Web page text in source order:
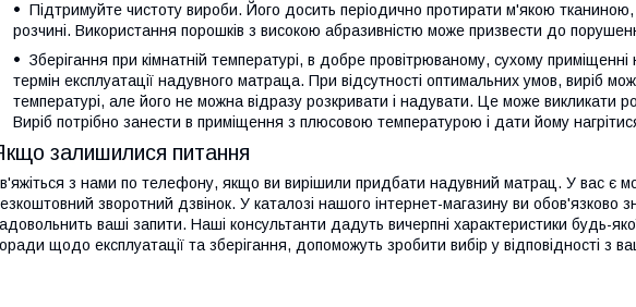
Підтримуйте чистоту вироби. Його досить періодично протирати м'якою
розчині. Використання порошків з високою абразивністю може призвести до
Зберігання при кімнатній температурі, в добре провітрюваному, сухому
термін експлуатації надувного матраца. При відсутності оптимальних умов, виріб
температурі, але його не можна відразу розкривати і надувати. Це може викликати
Виріб потрібно занести в приміщення з плюсовою температурою і дати йому
залишилися питання
з нами по телефону, якщо ви вирішили придбати надувний матрац. У вас є
зворотний дзвінок. У каталозі нашого інтернет-магазину ви обов'язково
ваші запити. Наші консультанти дадуть вичерпні характеристики будь-
щодо експлуатації та зберігання, допоможуть зробити вибір у відповідності з